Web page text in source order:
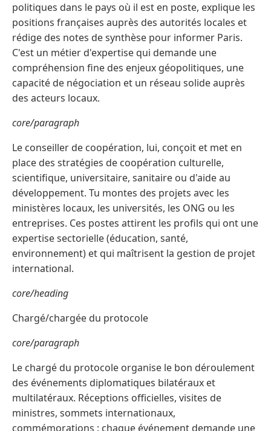
politiques dans le pays où il est en poste, explique les
positions françaises auprès des autorités locales et
rédige des notes de synthèse pour informer Paris.
C'est un métier d'expertise qui demande une
compréhension fine des enjeux géopolitiques, une
capacité de négociation et un réseau solide auprès
des acteurs locaux.
core/paragraph
Le conseiller de coopération, lui, conçoit et met en
place des stratégies de coopération culturelle,
scientifique, universitaire, sanitaire ou d'aide au
développement. Tu montes des projets avec les
ministères locaux, les universités, les ONG ou les
entreprises. Ces postes attirent les profils qui ont une
expertise sectorielle (éducation, santé,
environnement) et qui maîtrisent la gestion de projet
international.
core/heading
Chargé/chargée du protocole
core/paragraph
Le chargé du protocole organise le bon déroulement
des événements diplomatiques bilatéraux et
multilatéraux. Réceptions officielles, visites de
ministres, sommets internationaux,
commémorations : chaque événement demande une